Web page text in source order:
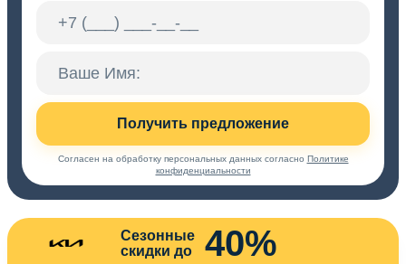
Получить предложение
Согласен на обработку персональных данных согласно Политике
конфиденциальности
Сезонные
скидки до
40%